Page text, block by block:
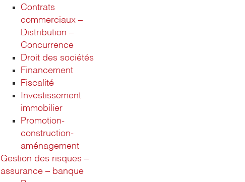
Contrats
commerciaux –
Distribution –
Concurrence
Droit des sociétés
Financement
Fiscalité
Investissement
immobilier
Promotion-
construction-
aménagement
Gestion des risques –
assurance – banque